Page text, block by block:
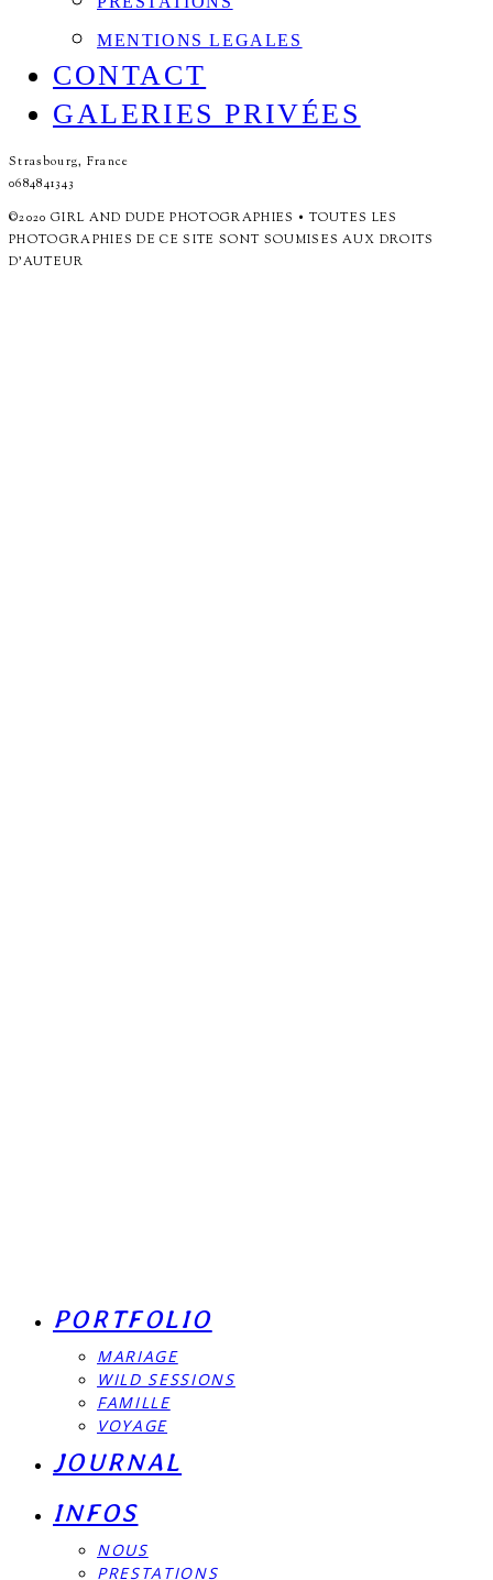
MENTIONS LEGALES
CONTACT
GALERIES PRIVÉES
Strasbourg, France
0684841343
©2020 GIRL AND DUDE PHOTOGRAPHIES • TOUTES LES
PHOTOGRAPHIES DE CE SITE SONT SOUMISES AUX DROITS
D'AUTEUR
PORTFOLIO
MARIAGE
WILD SESSIONS
FAMILLE
VOYAGE
JOURNAL
INFOS
NOUS
PRESTATIONS